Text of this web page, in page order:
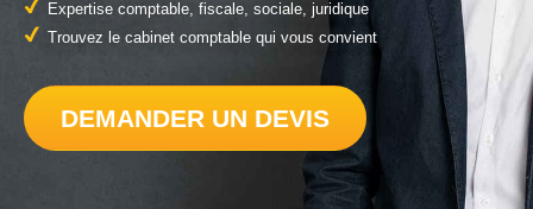
Expertise comptable, fiscale, sociale, juridique
Trouvez le cabinet comptable qui vous convient
DEMANDER UN DEVIS